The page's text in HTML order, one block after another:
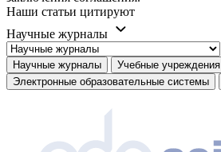
Наши статьи цитируют
Научные журналы
Научные журналы
Учебные учреждения
Электронные образовательные системы